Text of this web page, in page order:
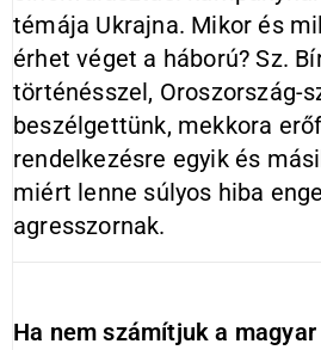
témája Ukrajna. Mikor és
érhet véget a háború? Sz.
történésszel, Oroszország-
beszélgettünk, mekkora
rendelkezésre egyik és
miért lenne súlyos hiba
agresszornak.
Ha nem számítjuk a